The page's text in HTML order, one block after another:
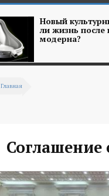
Новый
ли жизнь после
модерна?
Главная
Соглашение